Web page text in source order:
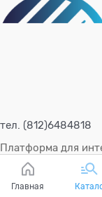
тел. (812)6484818
Платформа для
Главная